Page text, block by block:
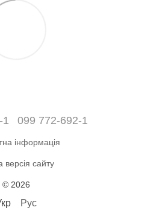
1 099 772-692-1
інформація
версія сайту
© 2026
Рус